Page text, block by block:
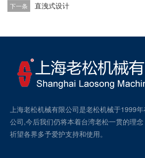
下一条 直洩式设计
上海老松机械有限公司是老松机械于1999
公司,今后我们仍将本着台湾老松一贯的理
祈望各界多予爱护支持和使用。